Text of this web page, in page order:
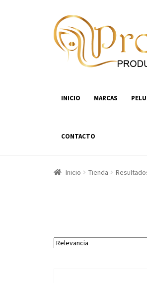
Ir
a
la
navegación
Ir
al
contenido
INICIO MARCAS
CONTACTO
Inicio Tienda